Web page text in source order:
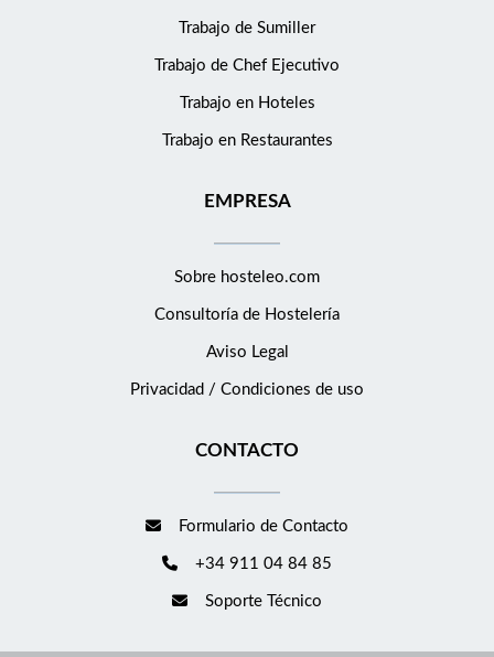
Trabajo de Sumiller
Trabajo de Chef Ejecutivo
Trabajo en Hoteles
Trabajo en Restaurantes
EMPRESA
Sobre hosteleo.com
Consultoría de Hostelería
Aviso Legal
Privacidad / Condiciones de uso
CONTACTO
Formulario de Contacto
+34 911 04 84 85
Soporte Técnico